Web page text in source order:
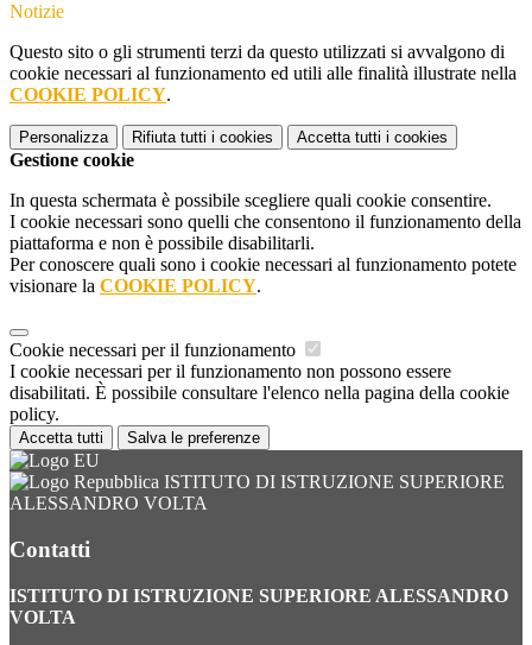
Notizie
Questo sito o gli strumenti terzi da questo utilizzati si avvalgono di
cookie necessari al funzionamento ed utili alle finalità illustrate nella
COOKIE POLICY.
Personalizza Rifiuta tutti i cookies Accetta tutti i cookies
Gestione cookie
In questa schermata è possibile scegliere quali cookie consentire.
I cookie necessari sono quelli che consentono il funzionamento della
piattaforma e non è possibile disabilitarli.
Per conoscere quali sono i cookie necessari al funzionamento potete
visionare la COOKIE POLICY.
Cookie necessari per il funzionamento
I cookie necessari per il funzionamento non possono essere
disabilitati. È possibile consultare l'elenco nella pagina della cookie
policy.
Accetta tutti Salva le preferenze
ISTITUTO DI ISTRUZIONE SUPERIORE
ALESSANDRO VOLTA
Contatti
ISTITUTO DI ISTRUZIONE SUPERIORE ALESSANDRO
VOLTA